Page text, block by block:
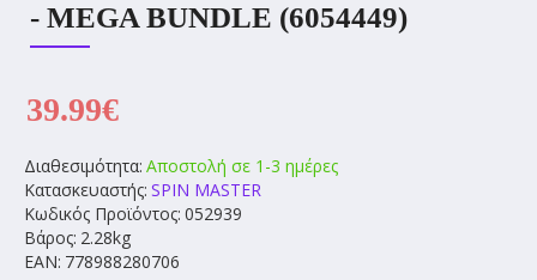
- MEGA BUNDLE (6054449)
Διαθεσιμότητα: Αποστολή σε 1-3 ημέρες
Κατασκευαστής: SPIN MASTER
Κωδικός Προϊόντος: 052939
Βάρος: 2.28kg
EAN: 778988280706
39.99€